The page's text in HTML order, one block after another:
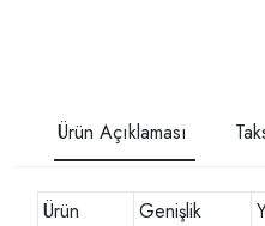
Ürün Açıklaması
Ürün Genişlik